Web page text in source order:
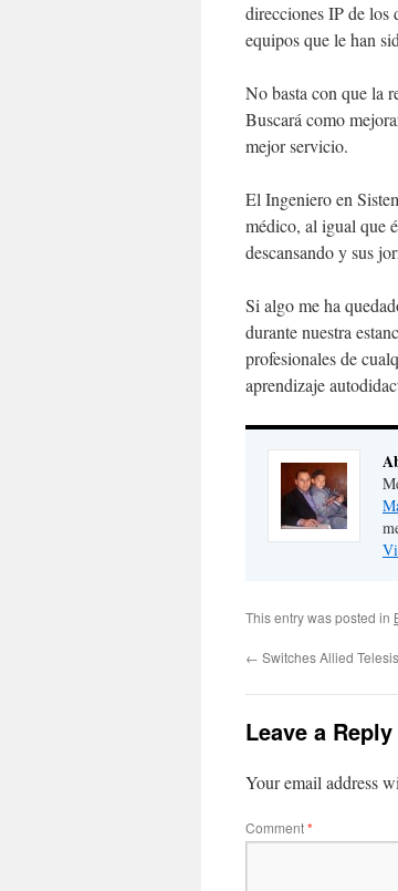
direcciones IP de los
equipos que le han
No basta con que la
Buscará como
mejor servicio.
El Ingeniero en
médico, al igual que
descansando y sus
Si algo me ha
durante nuestra
profesionales de
aprendizaje
This entry was posted in
← Switches Allied
Leave a Reply
Your email address
Comment*